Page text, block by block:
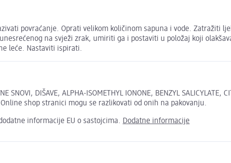
povraćanje. Oprati velikom količinom sapuna i vode.
na svježi zrak, umiriti ga i postaviti u položaj koji
leće. Nastaviti ispirati.
SNOVI, DIŠAVE, ALPHA-ISOMETHYL IONONE, BENZYL
Online shop stranici mogu se razlikovati od onih na pakovanju.
informacije EU o sastojcima. Dodatne informacije